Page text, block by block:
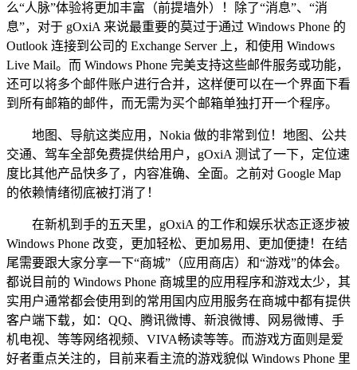
么“人脉”体验将更加丰富（前提墙外）！除了“消息”、“消
息”，对于 gOxiA 来说最重要的莫过于通过 Windows Phone 的
Outlook 连接到公司的 Exchange Server 上，和使用 Windows
Live Mail。而 Windows Phone 完美支持这些邮件服务或功能，
还可以将多个邮件账户进行合并，这样便可以在一个界面下看
到所有邮箱的邮件，而无需为买个邮箱单独打开一个程序。
地图、导航这类应用，Nokia 做的非常到位！地图、公共
交通、驾车全部免费提供给用户，gOxiA 测试了一下，定位速
度比其他产品快多了，内容准确、全面。之前对 Google Map
的依赖情绪彻底被打消了！
在新机到手的五天里，gOxiA 的工作和娱乐状态正逐步被
Windows Phone 改变，更加轻松、更加易用、更加便捷！在结
尾需要跟大家分享一下“商城”（应用商店）和“游戏”的体会。
都说目前的 Windows Phone 商城里的应用程序和游戏太少，其
实用户通常都会使用到的常用国内应用服务在商城中都有提供
客户端下载，如：QQ、腾讯微博、新浪微博、网易微博、手
机电视、等等网络视频、VIVA畅读等等。而游戏方面则是爱
好者重点关注的，目前来看主流的游戏貌似 Windows Phone 里